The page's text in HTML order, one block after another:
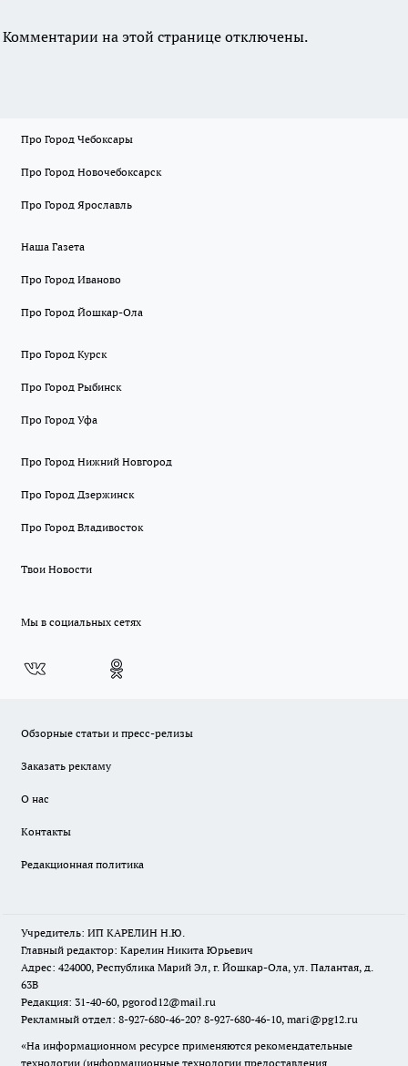
Комментарии на этой странице отключены.
Про Город Чебоксары
Про Город Новочебоксарск
Про Город Ярославль
Наша Газета
Про Город Иваново
Про Город Йошкар-Ола
Про Город Курск
Про Город Рыбинск
Про Город Уфа
Про Город Нижний Новгород
Про Город Дзержинск
Про Город Владивосток
Твои Новости
Мы в социальных сетях
Обзорные статьи и пресс-релизы
Заказать рекламу
О нас
Контакты
Редакционная политика
Учредитель: ИП КАРЕЛИН Н.Ю.
Главный редактор: Карелин Никита Юрьевич
Адрес: 424000, Республика Марий Эл, г. Йошкар-Ола, ул. Палантая, д.
63В
Редакция: 31-40-60, pgorod12@mail.ru
Рекламный отдел: 8-927-680-46-20? 8-927-680-46-10, mari@pg12.ru
«На информационном ресурсе применяются рекомендательные
технологии (информационные технологии предоставления